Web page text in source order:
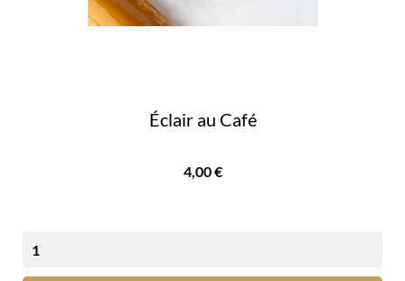
Éclair au Café
Prix
4,00 €